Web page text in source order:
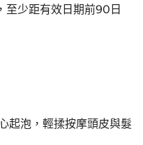
至少距有效日期前90日
起泡，輕揉按摩頭皮與髮